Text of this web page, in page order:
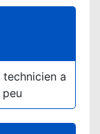
a